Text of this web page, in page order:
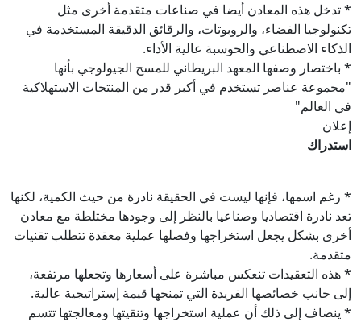
* تدخل هذه المعادن أيضا في صناعات متقدمة أخرى مثل
تكنولوجيا الفضاء، والروبوتات، والرقائق الدقيقة المستخدمة في
الذكاء الاصطناعي والحوسبة عالية الأداء.
* باختصار وصفها المعهد البريطاني للمسح الجيولوجي بأنها
"مجموعة عناصر تستخدم في أكبر قدر من المنتجات الاستهلاكية
في العالم"
إعلان
استدراك
* رغم اسمها، فإنها ليست في الحقيقة نادرة من حيث الكمية، لكنها
تعد نادرة اقتصاديا وصناعيا بالنظر إلى وجودها مختلطة مع معادن
أخرى بشكل يجعل استخراجها وفصلها عملية معقدة تتطلب تقنيات
متقدمة.
* هذه التعقيدات تنعكس مباشرة على أسعارها وتجعلها مرتفعة،
إلى جانب خصائصها الفريدة التي تمنحها قيمة إستراتيجية عالية.
* ينضاف إلى ذلك أن عملية استخراجها وتنقيتها ومعالجتها تتسم